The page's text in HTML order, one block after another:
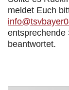
meldet Euch
entsprechende
beantwortet.